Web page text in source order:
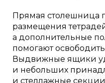
Прямая столешница
размещения
а дополнительные
помогают
Выдвижные ящики
и небольших
и стеллажные